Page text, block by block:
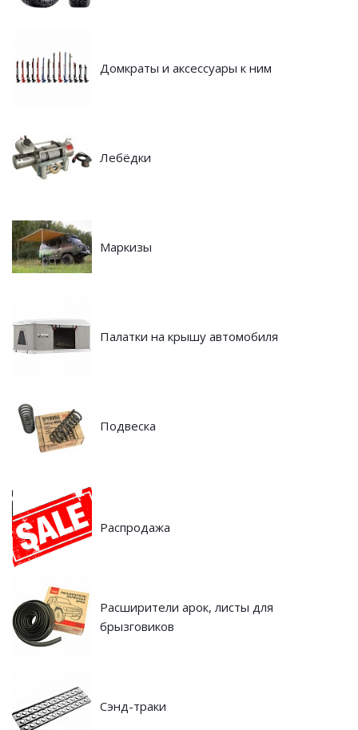
Домкраты и аксессуары к ним
Лебёдки
Маркизы
Палатки на крышу автомобиля
Подвеска
Распродажа
Расширители арок, листы для
брызговиков
Сэнд-траки